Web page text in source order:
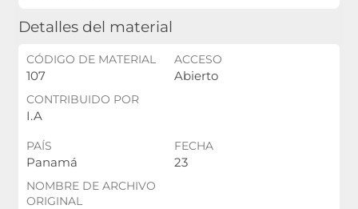
Detalles del material
CÓDIGO DE MATERIAL
107
ACCESO
Abierto
CONTRIBUIDO POR
I.A
PAÍS
Panamá
FECHA
23
NOMBRE DE ARCHIVO
ORIGINAL